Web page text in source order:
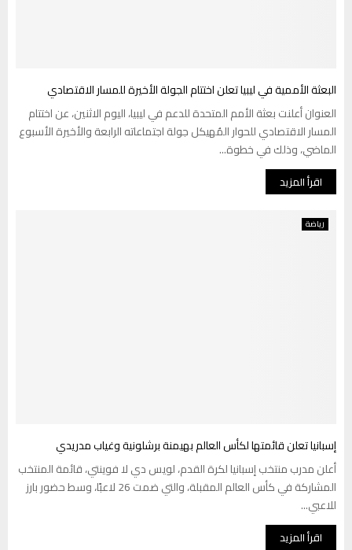
البعثة الأممية في ليبيا تعلن اختتام الجولة الأخيرة للمسار الاقتصادي
العنوان أعلنت بعثة الأمم المتحدة للدعم في ليبيا، اليوم الاثنين، عن اختتام
المسار الاقتصادي للحوار المُهيكل جولة اجتماعاته الرابعة والأخيرة الأسبوع
الماضي، وذلك في خطوة...
اقرأ المزيد
رياضة
إسبانيا تعلن قائمتها لكأس العالم بهيمنة برشلونية وغياب مدريدي
أعلن مدرب منتخب إسبانيا لكرة القدم، لويس دي لا فوينتي، قائمة المنتخب
المشاركة في كأس العالم المقبلة، والتي ضمت 26 لاعبًا، وسط حضور بارز
للاعبي...
اقرأ المزيد